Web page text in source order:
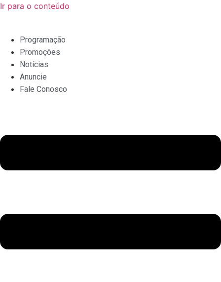
Ir para o conteúdo
Programação
Promoções
Notícias
Anuncie
Fale Conosco